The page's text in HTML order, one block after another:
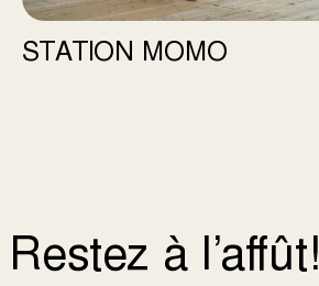
STATION MOMO
Restez à l’affût!